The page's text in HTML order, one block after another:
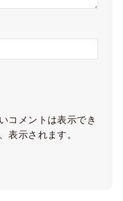
コメントは表示でき
表示されます。